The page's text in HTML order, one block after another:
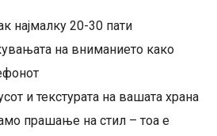
најмалку 20-30 пати
на вниманието како
и текстурата на вашата храна
прашање на стил – тоа е